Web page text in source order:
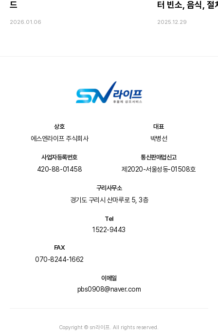
드
2026.01.06
터 빈소, 음식, 절
2025.12.29
상호
에스엔라이프 주식회사
대표
박병선
사업자등록번호
420-88-01458
통신판매업신고
제2020-서울성동-01508호
구리사무소
경기도 구리시 산마루로 5, 3층
Tel
1522-9443
FAX
070-8244-1662
이메일
pbs0908@naver.com
Copyright © sn라이프. All rights reserved.